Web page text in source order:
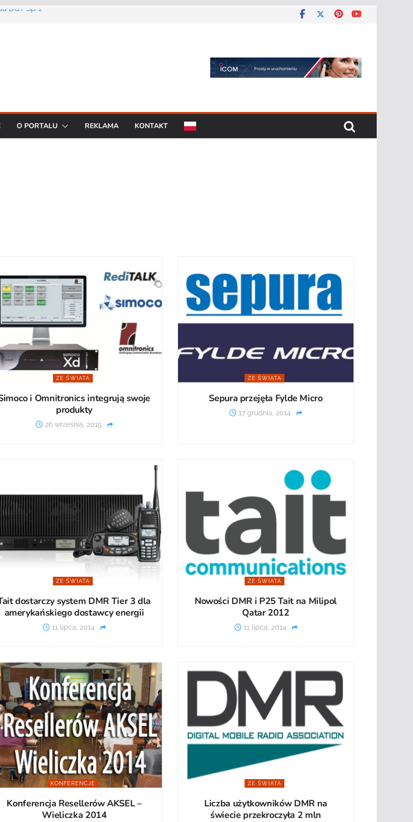
DGT Sp. z
O PORTALU REKLAMA KONTAKT
ZE ŚWIATA
i Omnitronics integrują swoje
produkty
26 września, 2015
ZE ŚWIATA
Sepura przejęła Fylde Micro
17 grudnia, 2014
ZE ŚWIATA
dostarczy system DMR Tier 3 dla
amerykańskiego dostawcy energii
11 lipca, 2014
ZE ŚWIATA
Nowości DMR i P25 Tait na Milipol
Qatar 2012
11 lipca, 2014
KONFERENCJE
Konferencja Resellerów AKSEL –
Wieliczka 2014
ZE ŚWIATA
Liczba użytkowników DMR na
świecie przekroczyła 2 mln